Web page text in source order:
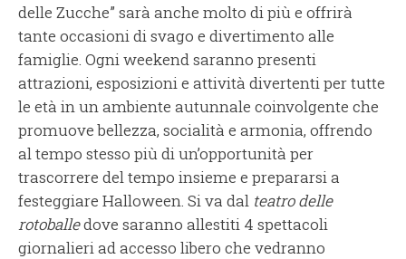
delle Zucche” sarà anche molto di più e offrirà
tante occasioni di svago e divertimento alle
famiglie. Ogni weekend saranno presenti
attrazioni, esposizioni e attività divertenti per tutte
le età in un ambiente autunnale coinvolgente che
promuove bellezza, socialità e armonia, offrendo
al tempo stesso più di un’opportunità per
trascorrere del tempo insieme e prepararsi a
festeggiare Halloween. Si va dal teatro delle
rotoballedove saranno allestiti 4 spettacoli
giornalieri ad accesso libero che vedranno